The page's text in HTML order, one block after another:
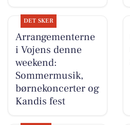
DET SKER
Arrangementerne
i Vojens denne
weekend:
Sommermusik,
børnekoncerter og
Kandis fest